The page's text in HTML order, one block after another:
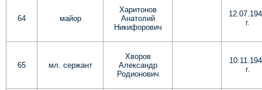
64 майор
Харитонов
Анатолий
Никифорович
г.
65 мл. сержант
Хворов
Александр
Родионович
г.